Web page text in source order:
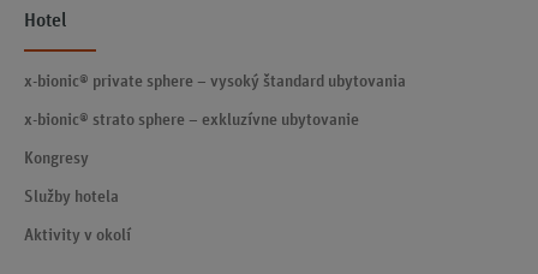
Hotel
x-bionic® private sphere – vysoký štandard ubytovania
x-bionic® strato sphere – exkluzívne ubytovanie
Kongresy
Služby hotela
Aktivity v okolí